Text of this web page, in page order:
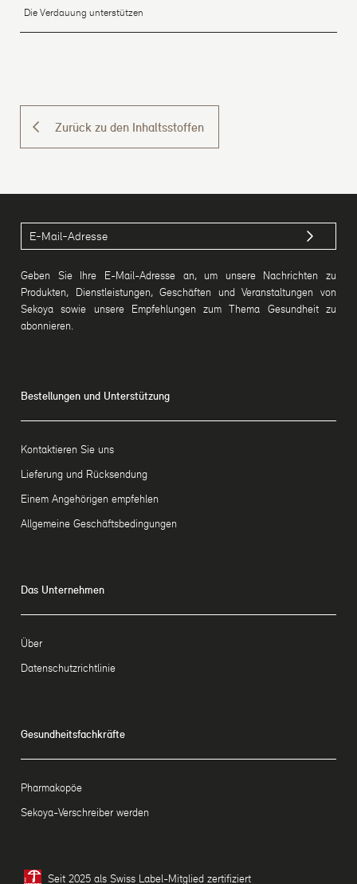
Die Verdauung unterstützen
Zurück zu den Inhaltsstoffen
Geben Sie Ihre E-Mail-Adresse an, um unsere Nachrichten zu
Produkten, Dienstleistungen, Geschäften und Veranstaltungen von
Sekoya sowie unsere Empfehlungen zum Thema Gesundheit zu
abonnieren.
Bestellungen und Unterstützung
Kontaktieren Sie uns
Lieferung und Rücksendung
Einem Angehörigen empfehlen
Allgemeine Geschäftsbedingungen
Das Unternehmen
Über
Datenschutzrichtlinie
Gesundheitsfachkräfte
Pharmakopöe
Sekoya-Verschreiber werden
Seit 2025 als Swiss Label-Mitglied zertifiziert